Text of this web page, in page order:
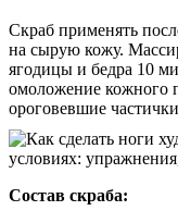
Скраб применять
на сырую кожу.
ягодицы и бедра 10
омоложение кожного
ороговевшие
Состав скраба: